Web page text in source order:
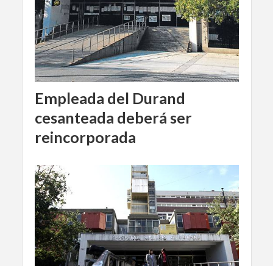
Empleada del Durand
cesanteada deberá ser
reincorporada